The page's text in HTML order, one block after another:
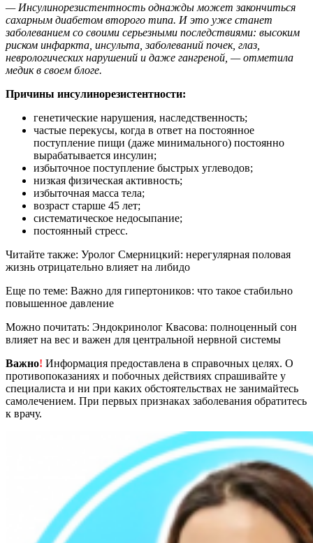
— Инсулинорезистентность однажды может закончиться
сахарным диабетом второго типа. И это уже станет
заболеванием со своими серьезными последствиями: высоким
риском инфаркта, инсульта, заболеваний почек, глаз,
неврологических нарушений и даже гангреной, — отметила
медик в своем блоге.
Причины инсулинорезистентности:
генетические нарушения, наследственность;
частые перекусы, когда в ответ на постоянное
поступление пищи (даже минимального) постоянно
вырабатывается инсулин;
избыточное поступление быстрых углеводов;
низкая физическая активность;
избыточная масса тела;
возраст старше 45 лет;
систематическое недосыпание;
постоянный стресс.
Читайте также: Уролог Смерницкий: нерегулярная половая
жизнь отрицательно влияет на либидо
Еще по теме: Важно для гипертоников: что такое стабильно
повышенное давление
Можно почитать: Эндокринолог Квасова: полноценный сон
влияет на вес и важен для центральной нервной системы
Важно! Информация предоставлена в справочных целях. О
противопоказаниях и побочных действиях спрашивайте у
специалиста и ни при каких обстоятельствах не занимайтесь
самолечением. При первых признаках заболевания обратитесь
к врачу.